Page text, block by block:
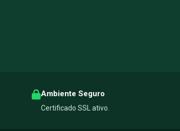
Ambiente Seguro
Certificado SSL ativo.